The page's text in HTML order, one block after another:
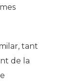
tant
de la